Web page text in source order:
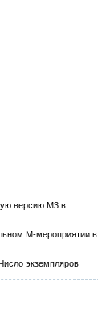
версию M3 в
М-мероприятии в
экземпляров